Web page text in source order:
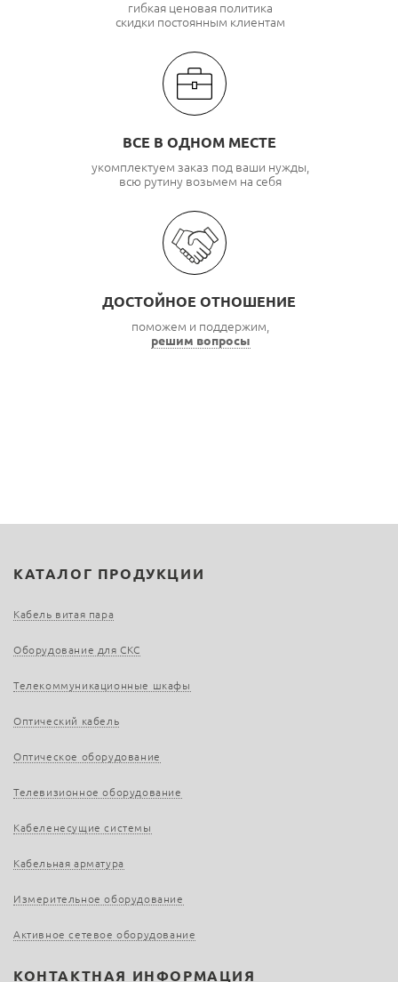
гибкая ценовая политика
скидки постоянным клиентам
ВСЕ В ОДНОМ МЕСТЕ
укомплектуем заказ под ваши нужды,
всю рутину возьмем на себя
ДОСТОЙНОЕ ОТНОШЕНИЕ
поможем и поддержим,
решим вопросы
КАТАЛОГ ПРОДУКЦИИ
Кабель витая пара
Оборудование для СКС
Телекоммуникационные шкафы
Оптический кабель
Оптическое оборудование
Телевизионное оборудование
Кабеленесущие системы
Кабельная арматура
Измерительное оборудование
Активное сетевое оборудование
КОНТАКТНАЯ ИНФОРМАЦИЯ